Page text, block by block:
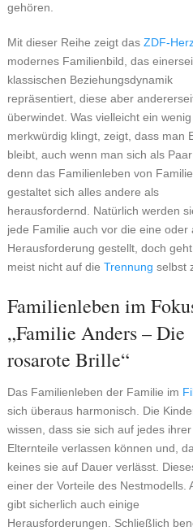
gehören.
Mit dieser Reihe zeigt das ZDF-
modernes Familienbild, das
klassischen Beziehungsdynamik
repräsentiert, diese aber
überwindet. Was vielleicht ein wenig
merkwürdig klingt, zeigt, dass man
bleibt, auch wenn man sich als
denn das Familienleben von
gestaltet sich alles andere als
herausfordernd. Natürlich werden
jede Familie auch vor die eine oder
Herausforderung gestellt, doch
meist nicht auf die Trennung selbst
Familienleben im
„Familie Anders – Die
rosarote Brille“
Das Familienleben der Familie im
sich überaus harmonisch. Die
wissen, dass sie sich auf jedes ihrer
Elternteile verlassen können und,
keines sie auf Dauer verlässt.
einer der Vorteile des Nestmodells.
gibt sicherlich auch einige
Herausforderungen. Schließlich